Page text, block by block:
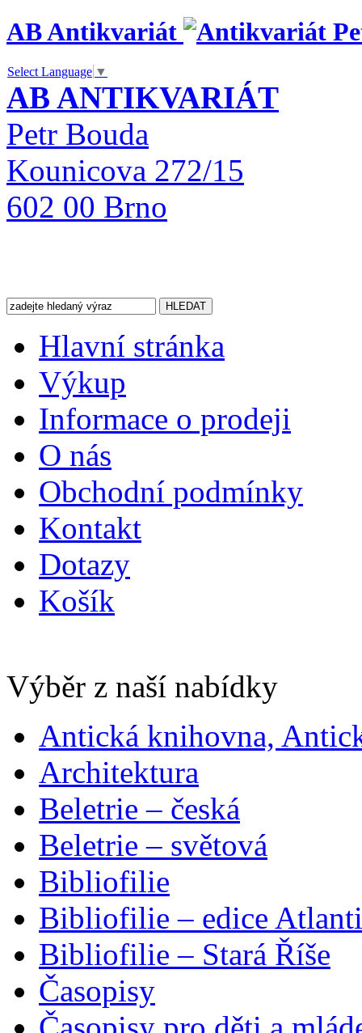
AB Antikvariát
Select Language ▼
AB ANTIKVARIÁT
Petr Bouda
Kounicova 272/15
602 00 Brno
Hlavní stránka
Výkup
Informace o prodeji
O nás
Obchodní podmínky
Kontakt
Dotazy
Košík
Výběr z naší nabídky
Antická knihovna,
Architektura
Beletrie – česká
Beletrie – světová
Bibliofilie
Bibliofilie – edice
Bibliofilie – Stará Říše
Časopisy